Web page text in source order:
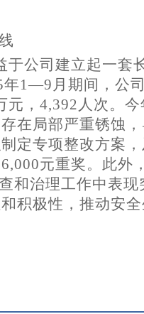
于公司建立起一套
年1—9 月期间，公
元， 4,392 人次。今
在局部严重锈蚀
定专项整改方案
6,000元重奖。此外
和治理工作中表现
积极性，推动安